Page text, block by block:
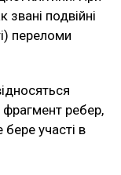
подвійні
переломи
ребер,
бере участі в